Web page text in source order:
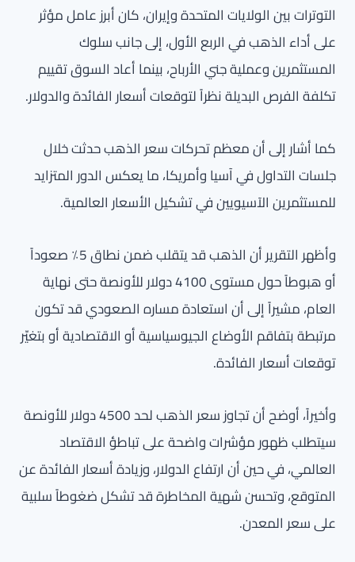
التوترات بين الولايات المتحدة وإيران، كان أبرز عامل مؤثر
على أداء الذهب في الربع الأول، إلى جانب سلوك
المستثمرين وعملية جني الأرباح، بينما أعاد السوق تقييم
تكلفة الفرص البديلة نظراً لتوقعات أسعار الفائدة والدولار.
كما أشار إلى أن معظم تحركات سعر الذهب حدثت خلال
جلسات التداول في آسيا وأمريكا، ما يعكس الدور المتزايد
للمستثمرين الآسيويين في تشكيل الأسعار العالمية.
وأظهر التقرير أن الذهب قد يتقلب ضمن نطاق 5٪ صعوداً
أو هبوطاً حول مستوى 4100 دولار للأونصة حتى نهاية
العام، مشيراً إلى أن استعادة مساره الصعودي قد تكون
مرتبطة بتفاقم الأوضاع الجيوسياسية أو الاقتصادية أو بتغيّر
توقعات أسعار الفائدة.
وأخيراً، أوضح أن تجاوز سعر الذهب لحد 4500 دولار للأونصة
سيتطلب ظهور مؤشرات واضحة على تباطؤ الاقتصاد
العالمي، في حين أن ارتفاع الدولار، وزيادة أسعار الفائدة عن
المتوقع، وتحسن شهية المخاطرة قد تشكل ضغوطاً سلبية
على سعر المعدن.